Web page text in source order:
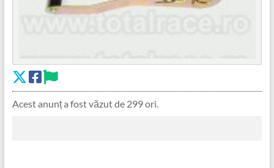
Acest anunț a fost văzut de 299 ori.